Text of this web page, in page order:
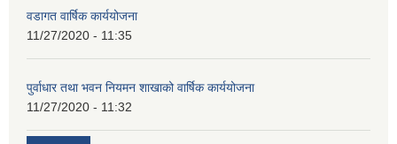
वडागत वार्षिक कार्ययोजना
11/27/2020 - 11:35
पुर्वाधार तथा भवन नियमन शाखाको वार्षिक कार्ययोजना
11/27/2020 - 11:32